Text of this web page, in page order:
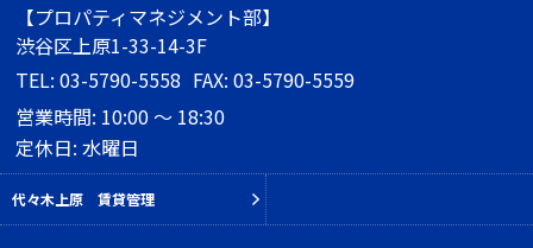
【プロパティマネジメント部】
渋谷区上原1-33-14-3F
TEL: 03-5790-5558 FAX: 03-5790-5559
営業時間: 10:00 ～ 18:30
定休日: 水曜日
代々木上原 賃貸管理